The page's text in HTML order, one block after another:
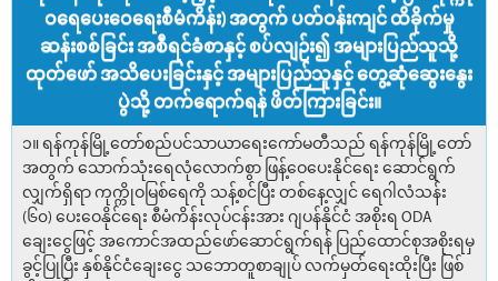
ဝရေပေးဝေရေးစီမံကိန်း) အတွက် ပတ်ဝန်းကျင် ထိခိုက်မှု
ဆန်းစစ်ခြင်း အစီရင်ခံစာနှင့် စပ်လျဉ်း၍ အများပြည်သူသို့
ထုတ်ဖော် အသိပေးခြင်းနှင့် အများပြည်သူနှင့် တွေ့ဆုံဆွေးနွေး
ပွဲသို့ တက်ရောက်ရန် ဖိတ်ကြားခြင်း။
၁။ ရန်ကုန်မြို့တော်စည်ပင်သာယာရေးကော်မတီသည် ရန်ကုန်မြို့တော်
အတွက် သောက်သုံးရေလုံလောက်စွာ ဖြန့်ဝေပေးနိုင်ရေး ဆောင်ရွက်
လျှက်ရှိရာ ကုက္ကိုဝမြစ်ရေကို သန့်စင်ပြီး တစ်နေ့လျှင် ရေဂါလံသန်း
(၆၀) ပေးဝေနိုင်ရေး စီမံကိန်းလုပ်ငန်းအား ဂျပန်နိုင်ငံ အစိုးရ ODA
ချေးငွေဖြင့် အကောင်အထည်ဖော်ဆောင်ရွက်ရန် ပြည်ထောင်စုအစိုးရမှ
ခွင့်ပြုပြီး နှစ်နိုင်ငံချေးငွေ သဘောတူစာချုပ် လက်မှတ်ရေးထိုးပြီး ဖြစ်